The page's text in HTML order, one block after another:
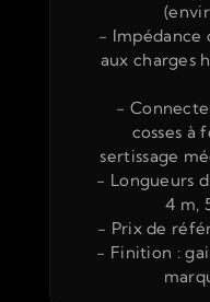
- Impédance
aux charges
-
cosses à
sertissage
- Longueurs
4 m,
- Prix de
- Finition :